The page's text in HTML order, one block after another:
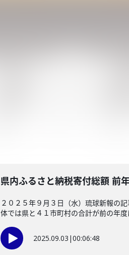
県内ふるさと納税寄付総額 前
２０２５年９月３日（水）琉球新報の
体では県と４１市町村の合計が前の年度
2025.09.03 |00:06:48